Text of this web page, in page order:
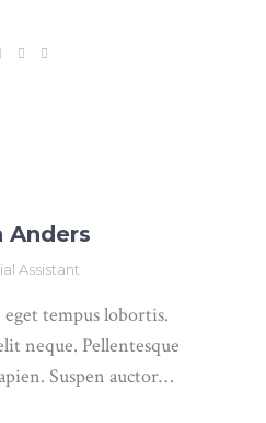
Anders
Assistant
tempus lobortis.
neque. Pellentesque
Suspen auctor…